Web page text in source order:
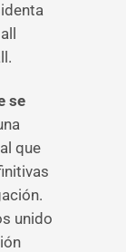
se
que
unido